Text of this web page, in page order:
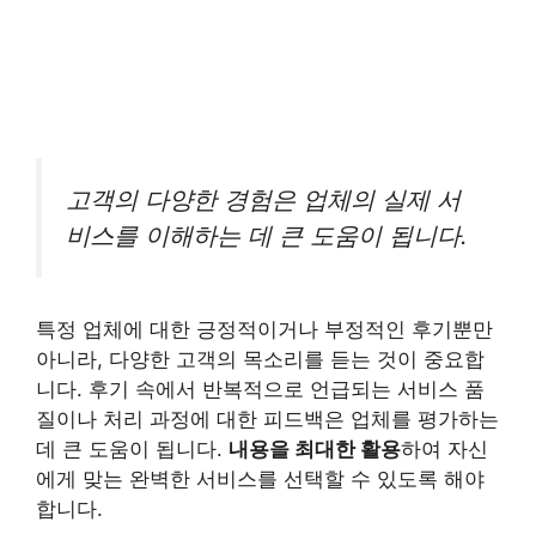
고객의 다양한 경험은 업체의 실제 서
비스를 이해하는 데 큰 도움이 됩니다.
특정 업체에 대한 긍정적이거나 부정적인 후기뿐만
아니라, 다양한 고객의 목소리를 듣는 것이 중요합
니다. 후기 속에서 반복적으로 언급되는 서비스 품
질이나 처리 과정에 대한 피드백은 업체를 평가하는
데 큰 도움이 됩니다. 내용을 최대한 활용하여 자신
에게 맞는 완벽한 서비스를 선택할 수 있도록 해야
합니다.